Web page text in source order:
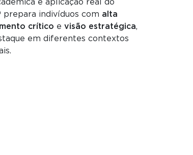
e aplicação real do
prepara indivíduos com alta
crítico e visão estratégica,
em diferentes contextos